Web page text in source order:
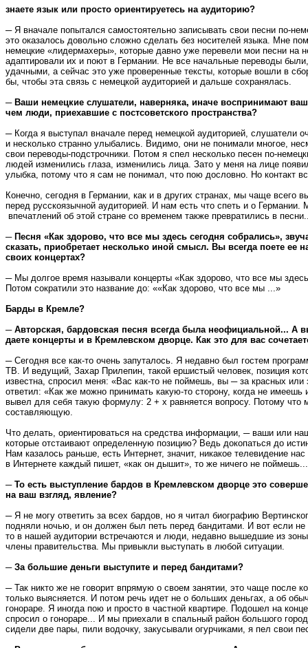
знаете язык или просто ориентируетесь на аудиторию?
─ Я вначале попытался самостоятельно записывать свои песни по-
это оказалось довольно сложно сделать без носителей языка. Мне
немецкие «лидермахеры», которые давно уже перевели мои песни на
адаптировали их и поют в Германии. Не все начальные переводы
удачными, а сейчас это уже проверенные тексты, которые вошли в
бы, чтобы эта связь с немецкой аудиторией и дальше сохранялась.
─ Ваши немецкие слушатели, наверняка, иначе воспринимают
чем люди, приехавшие с постсоветского пространства?
─ Когда я выступал вначале перед немецкой аудиторией, слушатели
и несколько странно улыбались. Видимо, они не понимали многое,
свои переводы-подстрочники. Потом я спел несколько песен по-
людей изменились глаза, изменились лица. Зато у меня на лице
улыбка, потому что я сам не понимал, что пою дословно. Но контакт
Конечно, сегодня в Германии, как и в других странах, мы чаще всего
перед русскоязычной аудиторией. И нам есть что спеть и о Германии.
впечатлений об этой стране со временем также превратились в
─ Песня «Как здорово, что все мы здесь сегодня собрались»,
сказать, приобретает несколько иной смысл. Вы всегда поете ее
своих концертах?
─ Мы долгое время называли концерты «Как здорово, что все мы
Потом сократили это название до: ««Как здорово, что все мы ...»
Барды в Кремле?
─ Авторская, бардовская песня всегда была неофициальной... А
даете концерты и в Кремлевском дворце. Как это для вас
─ Сегодня все как-то очень запуталось. Я недавно был гостем
ТВ. И ведущий, Захар Прилепин, такой ершистый человек, позиция
известна, спросил меня: «Вас как-то не поймешь, вы ─ за красных
ответил: «Как же можно принимать какую-то сторону, когда не
вывел для себя такую формулу: 2 + х равняется вопросу. Потому что
составляющую.
Что делать, ориентироваться на средства информации, ─ ваши или
которые отстаивают определенную позицию? Ведь докопаться до
Нам казалось раньше, есть Интернет, значит, никакое телевидение
в Интернете каждый пишет, «как он дышит», то же ничего не поймешь...
─ То есть выступление бардов в Кремлевском дворце это
на ваш взгляд, явление?
─ Я не могу ответить за всех бардов, но я читал биографию
подняли ночью, и он должен был петь перед бандитами. И вот если
то в нашей аудитории встречаются и люди, недавно вышедшие из
члены правительства. Мы привыкли выступать в любой ситуации.
─ За большие деньги выступите и перед бандитами?
─ Так никто же не говорит впрямую о своем занятии, это чаще после
только выясняется. И потом речь идет не о больших деньгах, а об
гонораре. Я иногда пою и просто в частной квартире. Подошел на
спросил о гонораре... И мы приехали в спальный район большого
сидели две пары, пили водочку, закусывали огурчиками, я пел свои